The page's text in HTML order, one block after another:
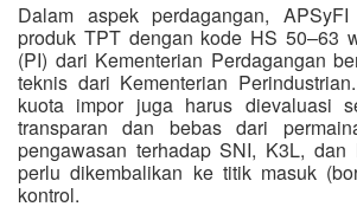
Dalam aspek perdagangan,
produk TPT dengan kode HS 50–63
(PI) dari Kementerian Perdagangan
teknis dari Kementerian
kuota impor juga harus dievaluasi
transparan dan bebas dari
pengawasan terhadap SNI, K3L,
perlu dikembalikan ke titik masuk
kontrol.